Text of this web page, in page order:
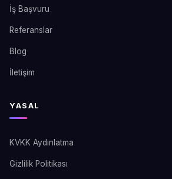
İş Başvuru
Referanslar
Blog
İletişim
YASAL
KVKK Aydınlatma
Gizlilik Politikası